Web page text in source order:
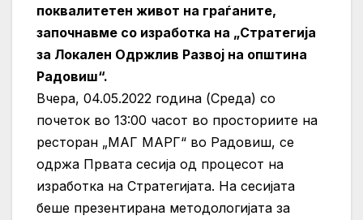
поквалитетен живот на граѓаните,
започнавме со изработка на „Стратегија
за Локален Одржлив Развој на општина
Радовиш“.
Вчера, 04.05.2022 година (Среда) со
почеток во 13:00 часот во просториите на
ресторан „МАГ МАРГ“ во Радовиш, се
одржа Првата сесија од процесот на
изработка на Стратегијата. На сесијата
беше презентирана методологијата за